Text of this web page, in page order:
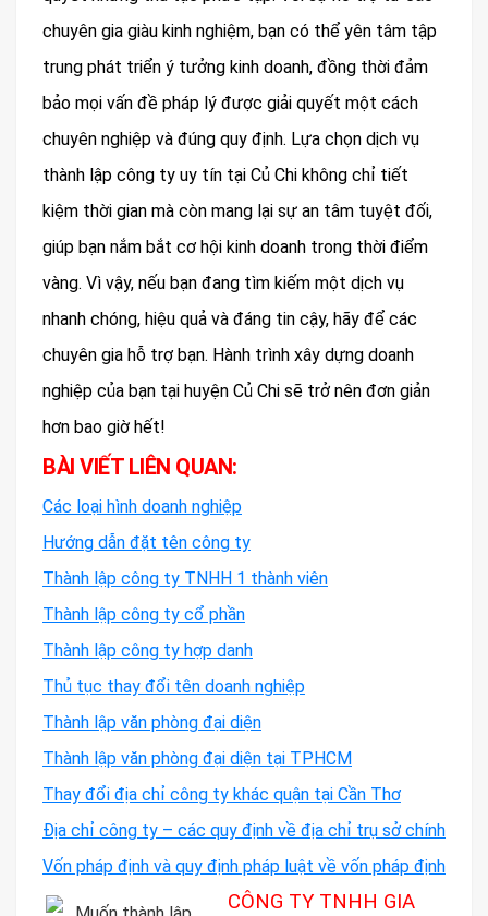
chuyên gia giàu kinh nghiệm, bạn có thể yên tâm tập
trung phát triển ý tưởng kinh doanh, đồng thời đảm
bảo mọi vấn đề pháp lý được giải quyết một cách
chuyên nghiệp và đúng quy định. Lựa chọn dịch vụ
thành lập công ty uy tín tại Củ Chi không chỉ tiết
kiệm thời gian mà còn mang lại sự an tâm tuyệt đối,
giúp bạn nắm bắt cơ hội kinh doanh trong thời điểm
vàng. Vì vậy, nếu bạn đang tìm kiếm một dịch vụ
nhanh chóng, hiệu quả và đáng tin cậy, hãy để các
chuyên gia hỗ trợ bạn. Hành trình xây dựng doanh
nghiệp của bạn tại huyện Củ Chi sẽ trở nên đơn giản
hơn bao giờ hết!
BÀI VIẾT LIÊN QUAN:
Các loại hình doanh nghiệp
Hướng dẫn đặt tên công ty
Thành lập công ty TNHH 1 thành viên
Thành lập công ty cổ phần
Thành lập công ty hợp danh
Thủ tục thay đổi tên doanh nghiệp
Thành lập văn phòng đại diện
Thành lập văn phòng đại diện tại TPHCM
Thay đổi địa chỉ công ty khác quận tại Cần Thơ
Địa chỉ công ty – các quy định về địa chỉ trụ sở chính
Vốn pháp định và quy định pháp luật về vốn pháp định
CÔNG TY TNHH GIA